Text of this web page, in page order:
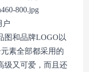
户
图和品牌LOGO以
素全部都采用的
级又可爱，而且还